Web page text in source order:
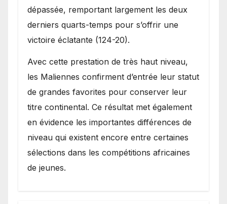
dépassée, remportant largement les deux
derniers quarts-temps pour s’offrir une
victoire éclatante (124-20).
Avec cette prestation de très haut niveau,
les Maliennes confirment d’entrée leur statut
de grandes favorites pour conserver leur
titre continental. Ce résultat met également
en évidence les importantes différences de
niveau qui existent encore entre certaines
sélections dans les compétitions africaines
de jeunes.